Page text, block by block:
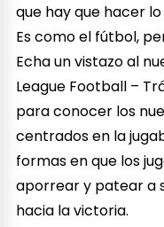
que hay que hacer
Es como el fútbol,
Echa un vistazo al
League Football –
para conocer los
centrados en la
formas en que los
aporrear y patear a
hacia la victoria.